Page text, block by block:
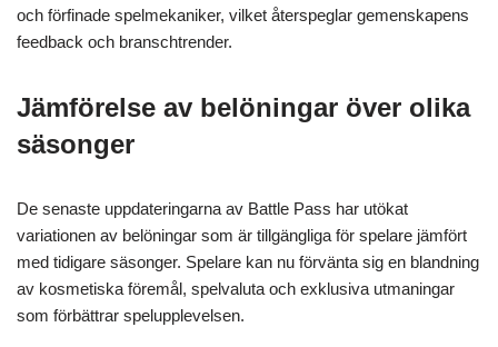
och förfinade spelmekaniker, vilket återspeglar gemenskapens
feedback och branschtrender.
Jämförelse av belöningar över olika
säsonger
De senaste uppdateringarna av Battle Pass har utökat
variationen av belöningar som är tillgängliga för spelare jämfört
med tidigare säsonger. Spelare kan nu förvänta sig en blandning
av kosmetiska föremål, spelvaluta och exklusiva utmaningar
som förbättrar spelupplevelsen.